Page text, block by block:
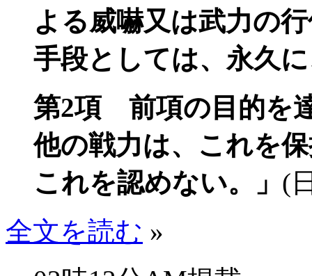
よる威嚇又は武力の
手段としては、永久
第2項 前項の目的を
他の戦力は、これを
これを認めない。」 (
全文を読む »